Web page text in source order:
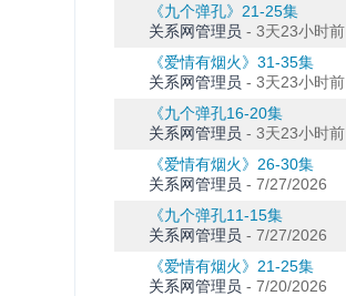
《九个弹孔》21-25集
关系网管理员 -3天23小时前
《爱情有烟火》31-35集
关系网管理员 -3天23小时前
《九个弹孔16-20集
关系网管理员 -3天23小时前
《爱情有烟火》26-30集
关系网管理员 -7/27/2026
《九个弹孔11-15集
关系网管理员 -7/27/2026
《爱情有烟火》21-25集
关系网管理员 -7/20/2026